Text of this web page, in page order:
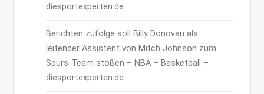
diesportexperten.de
Berichten zufolge soll Billy Donovan als
leitender Assistent von Mitch Johnson zum
Spurs-Team stoßen – NBA – Basketball –
diesportexperten.de